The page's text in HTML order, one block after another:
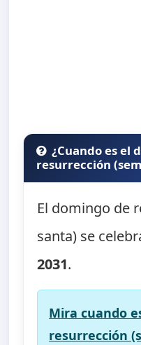
¿Cuando es el
resurrección
El domingo de
santa) se
2031.
Mira cuando
resurrección